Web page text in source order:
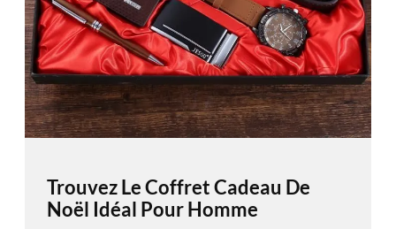
Trouvez Le Coffret Cadeau De
Noël Idéal Pour Homme